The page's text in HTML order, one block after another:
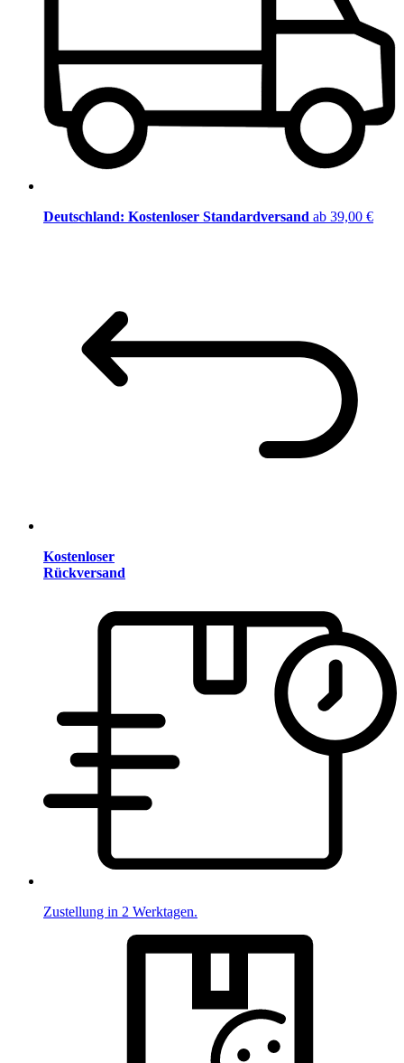
Deutschland: Kostenloser Standardversand ab 39,00 €
Kostenloser
Rückversand
Zustellung in 2 Werktagen.